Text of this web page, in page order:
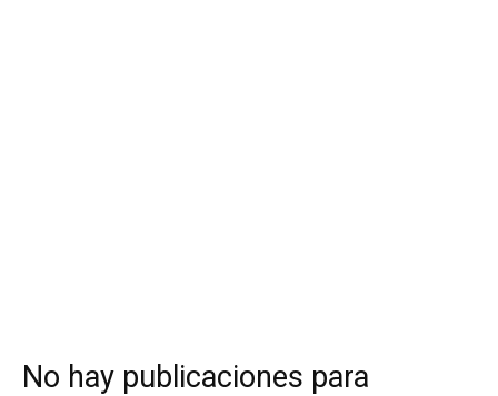
No hay publicaciones para